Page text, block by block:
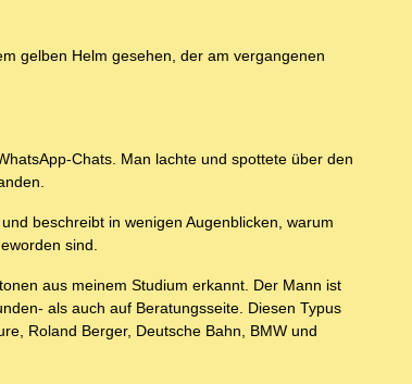
gelben Helm gesehen, der am vergangenen
Chats. Man lachte und spottete über den
beschreibt in wenigen Augenblicken, warum
sind.
aus meinem Studium erkannt. Der Mann ist
als auch auf Beratungsseite. Diesen Typus
Roland Berger, Deutsche Bahn, BMW und